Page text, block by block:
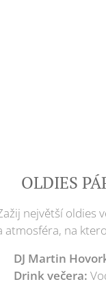
🎉 OLDIES
největší oldies
atmosféra, na
DJ Martin
Drink večera: